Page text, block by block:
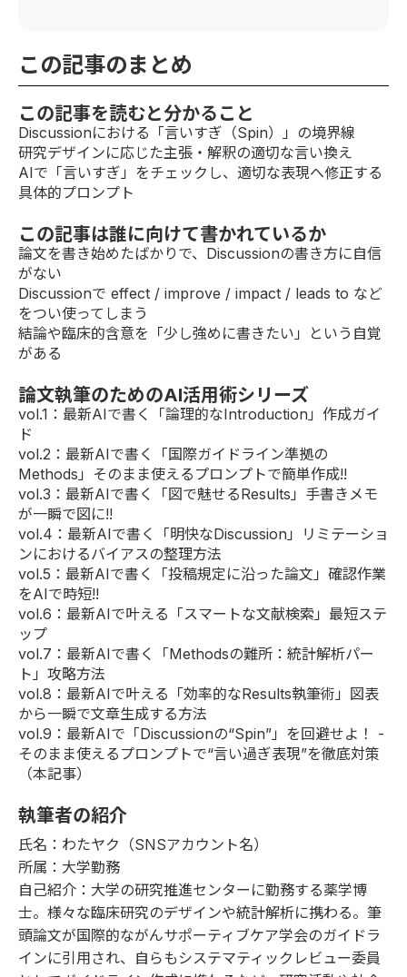
この記事のまとめ
この記事を読むと分かること
Discussionにおける「言いすぎ（Spin）」の境界線
研究デザインに応じた主張・解釈の適切な言い換え
AIで「言いすぎ」をチェックし、適切な表現へ修正する
具体的プロンプト
この記事は誰に向けて書かれているか
論文を書き始めたばかりで、Discussionの書き方に自信
がない
Discussionで effect / improve / impact / leads to など
をつい使ってしまう
結論や臨床的含意を「少し強めに書きたい」という自覚
がある
論文執筆のためのAI活用術シリーズ
vol.1 ：最新AIで書く「論理的なIntroduction」作成ガイ
ド
vol.2 ：最新AIで書く「国際ガイドライン準拠の
Methods」そのまま使えるプロンプトで簡単作成!!
vol.3 ：最新AIで書く「図で魅せるResults」手書きメモ
が一瞬で図に!!
vol.4 ：最新AIで書く「明快なDiscussion」リミテーショ
ンにおけるバイアスの整理方法
vol.5 ：最新AIで書く「投稿規定に沿った論文」確認作業
をAIで時短!!
vol.6 ：最新AIで叶える「スマートな文献検索」最短ステ
ップ
vol.7 ：最新AIで書く「Methodsの難所：統計解析パー
ト」攻略方法
vol.8 ：最新AIで叶える「効率的なResults執筆術」図表
から一瞬で文章生成する方法
vol.9：最新AIで「Discussionの“Spin”」を回避せよ！ -
そのまま使えるプロンプトで“言い過ぎ表現”を徹底対策
（本記事）
執筆者の紹介
氏名：わたヤク（SNSアカウント名）
所属：大学勤務
自己紹介：大学の研究推進センターに勤務する薬学博
士。様々な臨床研究のデザインや統計解析に携わる。筆
頭論文が国際的ながんサポーティブケア学会のガイドラ
インに引用され、自らもシステマティックレビュー委員